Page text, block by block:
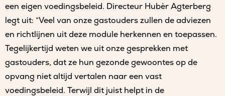
een eigen voedingsbeleid. Directeur Hubèr Agterberg
legt uit: “Veel van onze gastouders zullen de adviezen
en richtlijnen uit deze module herkennen en toepassen.
Tegelijkertijd weten we uit onze gesprekken met
gastouders, dat ze hun gezonde gewoontes op de
opvang niet altijd vertalen naar een vast
voedingsbeleid. Terwijl dit juist helpt in de